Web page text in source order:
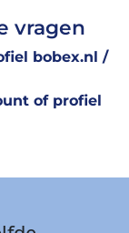
vragen
bobex.nl /
of profiel